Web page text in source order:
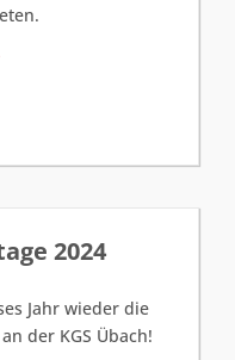
2024
Jahr wieder die
der KGS Übach!